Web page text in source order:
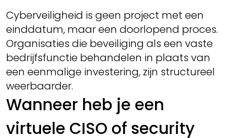
Cyberveiligheid is geen project met een
einddatum, maar een doorlopend proces.
Organisaties die beveiliging als een vaste
bedrijfsfunctie behandelen in plaats van
een eenmalige investering, zijn structureel
weerbaarder.
Wanneer heb je een
virtuele CISO of security